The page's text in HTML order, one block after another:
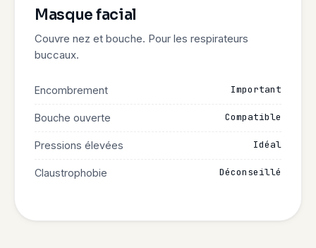
Masque facial
Couvre nez et bouche. Pour les respirateurs
buccaux.
Encombrement Important
Bouche ouverte Compatible
Pressions élevées Idéal
Claustrophobie Déconseillé